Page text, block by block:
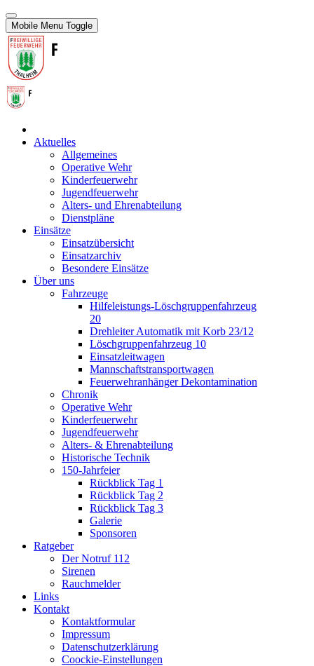
Mobile Menu Toggle
Aktuelles
Allgemeines
Operative Wehr
Kinderfeuerwehr
Jugendfeuerwehr
Alters- und Ehrenabteilung
Dienstpläne
Einsätze
Einsatzübersicht
Einsatzarchiv
Besondere Einsätze
Über uns
Fahrzeuge
Hilfeleistungs-Löschgruppenfahrzeug
20
Drehleiter Automatik mit Korb 23/12
Löschgruppenfahrzeug 10
Einsatzleitwagen
Mannschaftstransportwagen
Feuerwehranhänger Dekontamination
Chronik
Operative Wehr
Kinderfeuerwehr
Jugendfeuerwehr
Alters- & Ehrenabteilung
Historische Technik
150-Jahrfeier
Rückblick Tag 1
Rückblick Tag 2
Rückblick Tag 3
Galerie
Sponsoren
Ratgeber
Der Notruf 112
Sirenen
Rauchmelder
Links
Kontakt
Kontaktformular
Impressum
Datenschutzerklärung
Coockie-Einstellungen